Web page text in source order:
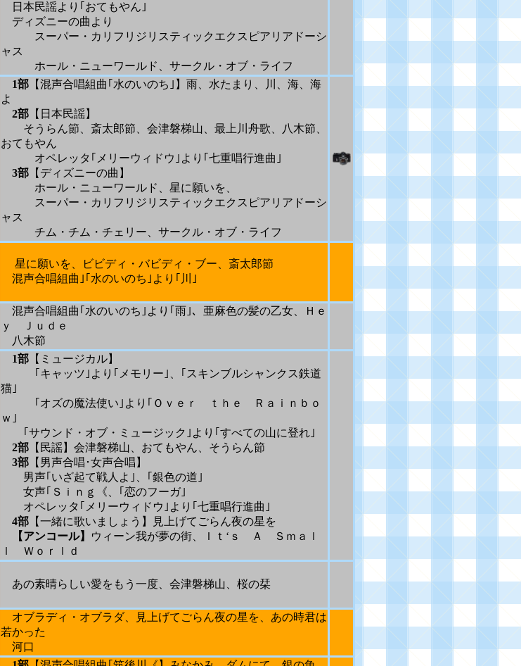
日本民謡より｢おてもやん｣
ディズニーの曲より
スーパー・カリフリジリスティックエクスピアリアドーシ
ャス
ホール・ニューワールド、サークル・オブ・ライフ
1部 【混声合唱組曲｢水のいのち｣】雨、水たまり、川、海、海
よ
2部 【日本民謡】
そうらん節、斎太郎節、会津磐梯山、最上川舟歌、八木節、
おてもやん
オペレッタ｢メリーウィドウ｣より｢七重唱行進曲｣
3部 【ディズニーの曲】
ホール・ニューワールド、星に願いを、
スーパー・カリフリジリスティックエクスピアリアドーシ
ャス
チム・チム・チェリー、サークル・オブ・ライフ
星に願いを、ビビディ・バビディ・ブー、斎太郎節
混声合唱組曲｣｢水のいのち｣より｢川｣
混声合唱組曲｢水のいのち｣より｢雨｣、亜麻色の髪の乙女、Ｈｅ
ｙ Ｊｕｄｅ
八木節
1部 【ミュージカル】
｢キャッツ｣より｢メモリー｣、｢スキンブルシャンクス鉄道
猫｣
｢オズの魔法使い｣より｢Ｏｖｅｒ ｔｈｅ Ｒａｉｎｂｏ
ｗ｣
｢サウンド・オブ・ミュージック｣より｢すべての山に登れ｣
2部 【民謡】会津磐梯山、おてもやん、そうらん節
3部 【男声合唱･女声合唱】
男声｢いざ起て戦人よ｣、｢銀色の道｣
女声｢Ｓｉｎｇ《、｢恋のフーガ｣
オペレッタ｢メリーウィドウ｣より｢七重唱行進曲｣
4部 【一緒に歌いましょう】見上げてごらん夜の星を
【アンコール】
ウィーン我が夢の街、Ｉｔ‘ｓ Ａ Ｓｍａｌ
ｌ Ｗｏｒｌｄ
あの素晴らしい愛をもう一度、会津磐梯山、桜の栞
オブラディ・オブラダ、見上げてごらん夜の星を、あの時君は
若かった
河口